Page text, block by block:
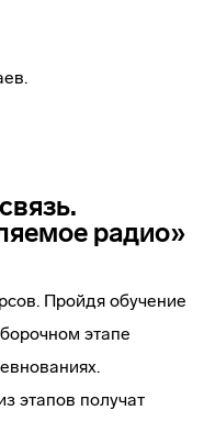
радио»
Пройдя обучение
этапе
этапов получат